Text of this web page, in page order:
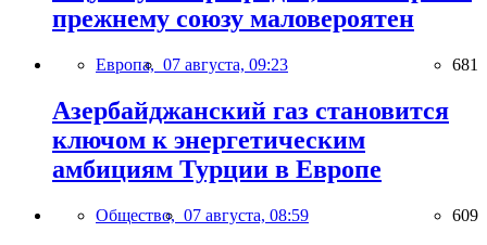
прежнему союзу маловероятен
Европа, 07 августа, 09:23 681
Азербайджанский газ становится
ключом к энергетическим
амбициям Турции в Европе
Общество, 07 августа, 08:59 609